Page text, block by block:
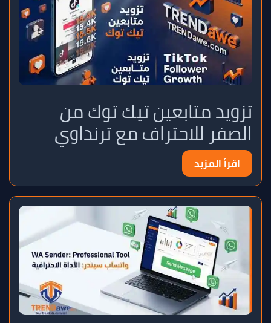
تزويد متابعين تيك توك من
الصفر للاحتراف مع ترنداوي
اقرأ المزيد